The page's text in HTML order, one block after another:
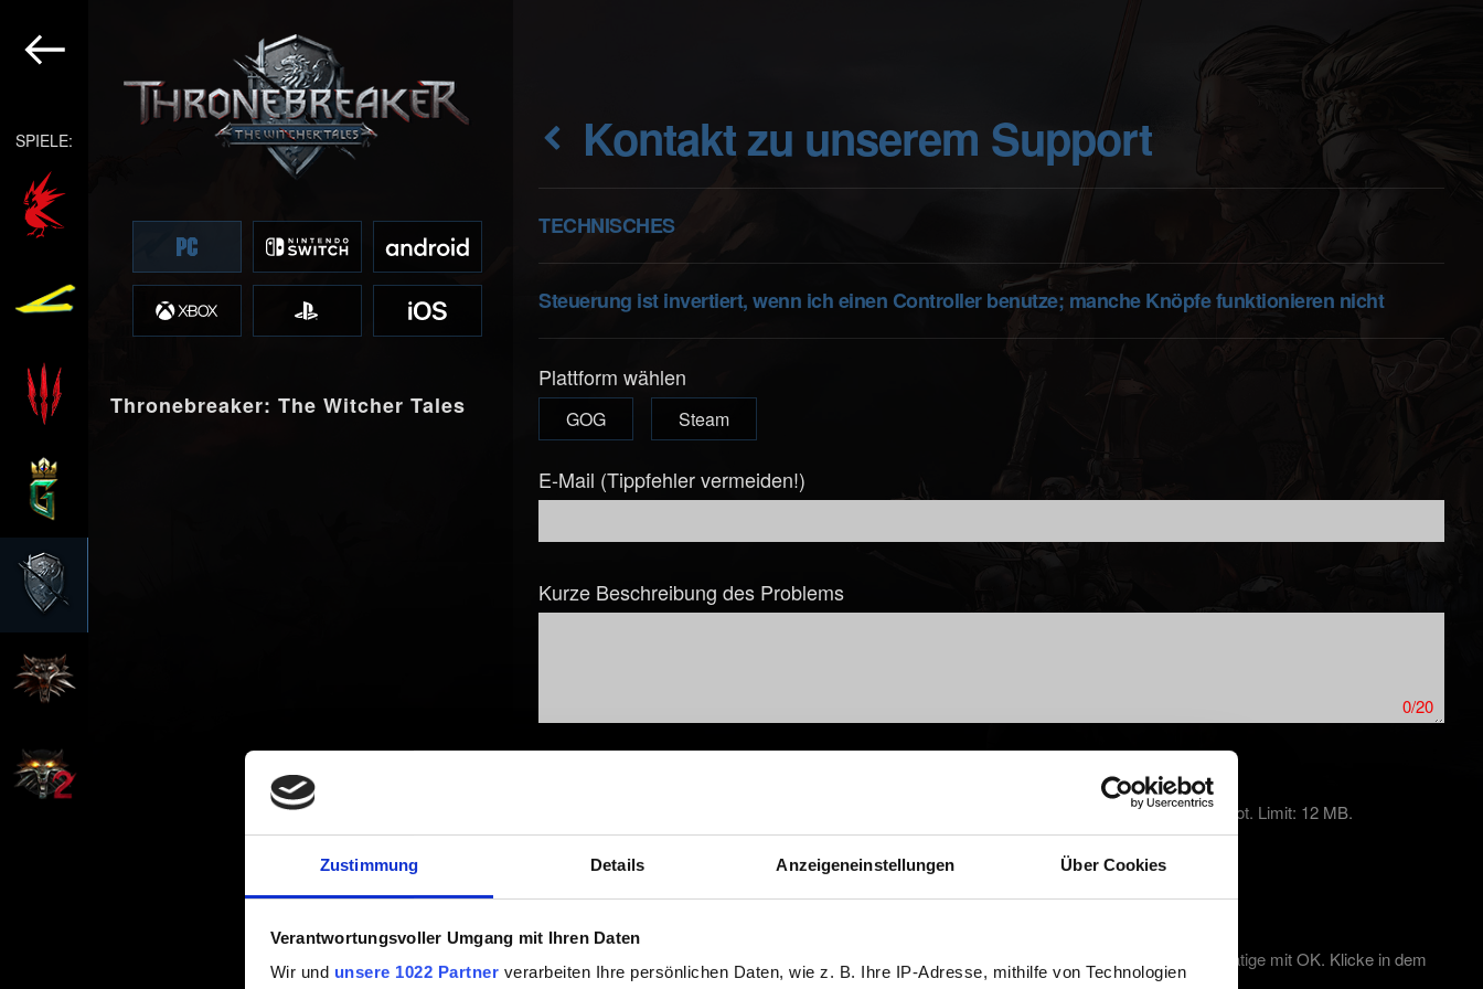
Zustimmung Details Anzeigeneinstellungen Über Cookies
Verantwortungsvoller Umgang mit Ihren Daten
Wir und unsere 1022 Partner verarbeiten Ihre persönlichen Daten, wie z. B. Ihre IP-Adresse, mithilfe von Technologien
SPIELE:
Thronebreaker: The Witcher Tales
Kontakt zu unserem Support
TECHNISCHES
Steuerung ist invertiert, wenn ich einen Controller benutze; manche Knöpfe funktionieren nicht
Plattform wählen
GOG Steam
E-Mail (Tippfehler vermeiden!)
Kurze Beschreibung des Problems
0/20
Du kannst deinem Bericht eine Datei anhängen, z.B. bei Grafikproblemen auf PC einen Screenshot. Limit: 12 MB.
Durchsuchen
DXDiag-Bericht hochladen
Um einen solchen Bericht zu erstellen, drücke die Windows-Taste + "R", gib DxDiag ein und bestätige mit OK. Klicke in dem